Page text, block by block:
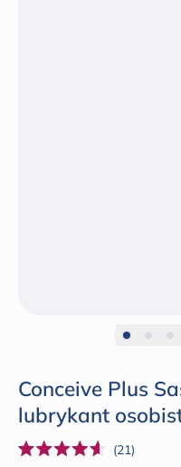
Conceive Plus
lubrykant
Oceniono
21 Kliknij,